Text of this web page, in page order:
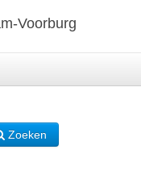
Voorburg
Zoeken